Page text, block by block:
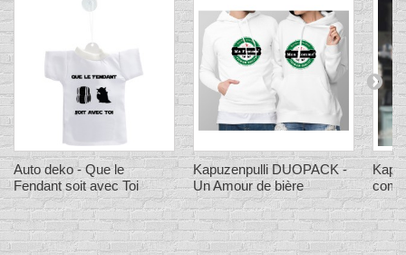
Auto deko - Que le
Fendant soit avec Toi
Kapuzenpulli DUOPACK -
Un Amour de bière